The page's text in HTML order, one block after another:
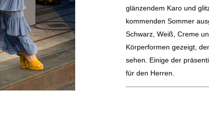
glänzendem Karo und
kommenden Sommer
Schwarz, Weiß, Creme
Körperformen gezeigt,
sehen. Einige der
für den Herren.